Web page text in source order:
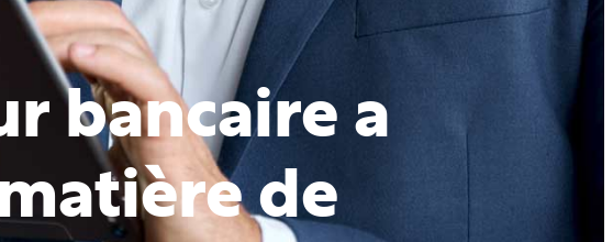
bancaire a
de